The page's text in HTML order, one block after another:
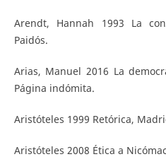
Arendt, Hannah 1993 La
Paidós.
Arias, Manuel 2016 La
Página indómita.
Aristóteles 1999 Retórica,
Aristóteles 2008 Ética a